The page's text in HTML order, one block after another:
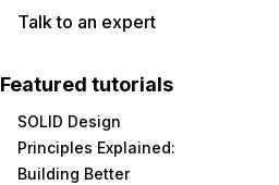
Talk to an expert
Featured tutorials
SOLID Design
Principles Explained:
Building Better